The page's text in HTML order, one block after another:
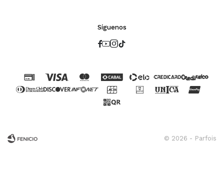
Síguenos

© 2026 - Parfois